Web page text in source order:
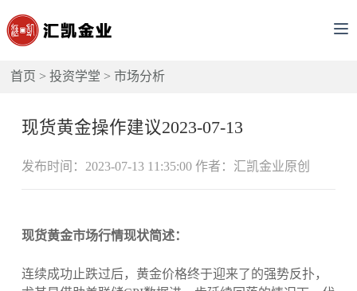
首页 >投资学堂 >市场分析
现货黄金操作建议2023-07-13
发布时间：2023-07-13 11:35:00 作者：汇凯金业原创
现货黄金市场行情现状简述：
连续成功止跌过后，黄金价格终于迎来了的强势反扑，